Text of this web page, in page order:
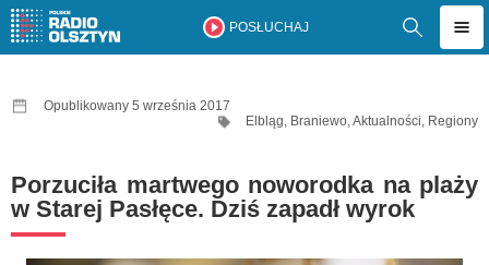
POSŁUCHAJ
Opublikowany 5 września 2017
Elbląg, Braniewo,Aktualności, Regiony
Porzuciła martwego noworodka na plaży
w Starej Pasłęce. Dziś zapadł wyrok